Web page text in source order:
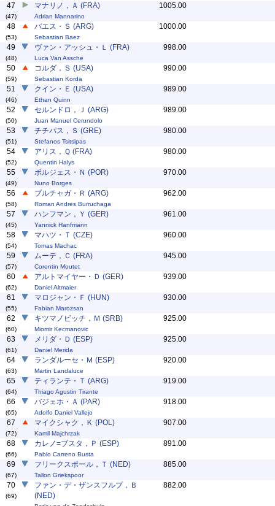
47
(47)
マナリノ，Ａ (FRA)
Adrian Mannarino
1005.00
48
(53)
バエス・Ｓ (ARG)
Sebastian Baez
1000.00
49
(48)
ヴァン・アッシュ・Ｌ (FRA)
Luca Van Assche
998.00
50
(59)
コルダ，Ｓ (USA)
Sebastian Korda
990.00
51
(46)
クイン・Ｅ (USA)
Ethan Quinn
989.00
52
(50)
セルンドロ，Ｊ (ARG)
Juan Manuel Cerundolo
989.00
53
(51)
チチパス，Ｓ (GRE)
Stefanos Tsitsipas
980.00
54
(52)
アリス，Ｑ (FRA)
Quentin Halys
980.00
55
(49)
ボルジェス・Ｎ (POR)
Nuno Borges
970.00
56
(58)
ブルチャガ・Ｒ (ARG)
Roman Andres Burruchaga
962.00
57
(45)
ハンフマン，Ｙ (GER)
Yannick Hanfmann
961.00
58
(54)
マハツ・Ｔ (CZE)
Tomas Machac
960.00
59
(57)
ムーテ，Ｃ (FRA)
Corentin Moutet
945.00
60
(62)
アルトマイヤー・Ｄ (GER)
Daniel Altmaier
939.00
61
(55)
マロジャン・Ｆ (HUN)
Fabian Marozsan
930.00
62
(60)
キツマノビッチ，Ｍ (SRB)
Miomir Kecmanovic
925.00
63
(61)
メリダ・Ｄ (ESP)
Daniel Merida
925.00
64
(63)
ランダルーセ・Ｍ (ESP)
Martin Landaluce
920.00
65
(64)
ティランテ・Ｔ (ARG)
Thiago Agustin Tirante
919.00
66
(65)
バジェホ・Ａ (PAR)
Adolfo Daniel Vallejo
918.00
67
(72)
マイクシャク，Ｋ (POL)
Kamil Majchrzak
907.00
68
(66)
カレノ=ブスタ，Ｐ (ESP)
Pablo Carreno Busta
891.00
69
(67)
フリークスポール，Ｔ (NED)
Tallon Griekspoor
885.00
70
(69)
ファン・デ・ザンスフルプ，Ｂ
(NED)
882.00